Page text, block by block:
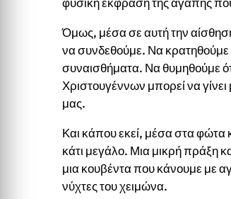
Όμως, μέσα σε αυτή την
να συνδεθούμε. Να κρατηθούμε
συναισθήματα. Να θυμηθούμε
Χριστουγέννων μπορεί να
μας.
Και κάπου εκεί, μέσα στα φώτα
κάτι μεγάλο. Μια μικρή πράξη
μια κουβέντα που κάνουμε με
νύχτες του χειμώνα.